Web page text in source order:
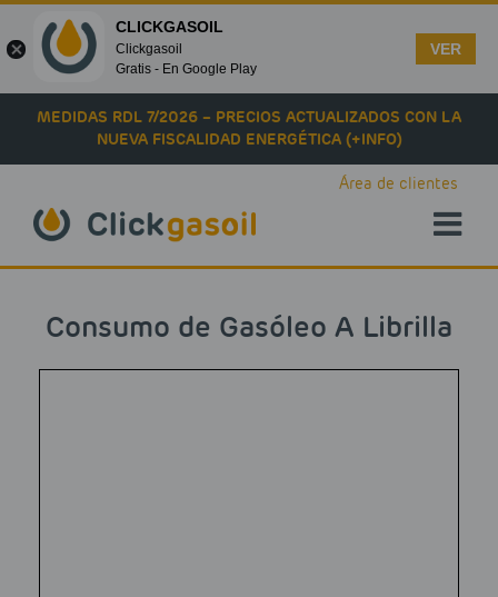
Skip to main content
MEDIDAS RDL 7/2026 – PRECIOS ACTUALIZADOS CON LA
NUEVA FISCALIDAD ENERGÉTICA (+INFO)
Área de clientes
Consumo de Gasóleo A Librilla
CLICKGASOIL
Clickgasoil
Gratis - En Google Play
VER